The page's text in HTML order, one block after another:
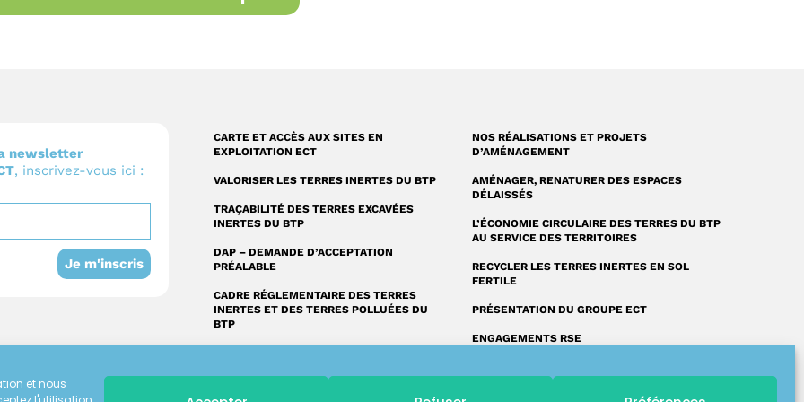
et nous
newsletter
, inscrivez-vous ici :
Je m'inscris
CARTE ET ACCÈS AUX SITES EN
EXPLOITATION ECT
VALORISER LES TERRES INERTES DU BTP
TRAÇABILITÉ DES TERRES EXCAVÉES
INERTES DU BTP
DAP – DEMANDE D’ACCEPTATION
PRÉALABLE
CADRE RÉGLEMENTAIRE DES TERRES
INERTES ET DES TERRES POLLUÉES DU
BTP
NOS RÉALISATIONS ET PROJETS
D’AMÉNAGEMENT
AMÉNAGER, RENATURER DES ESPACES
DÉLAISSÉS
L’ÉCONOMIE CIRCULAIRE DES TERRES DU BTP
AU SERVICE DES TERRITOIRES
RECYCLER LES TERRES INERTES EN SOL
FERTILE
PRÉSENTATION DU GROUPE ECT
ENGAGEMENTS RSE
UN LEXIQUE UNIQUE SUR LA VALORISATION